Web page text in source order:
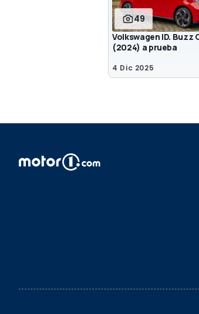
49
Volkswagen ID. Buzz
(2024) a prueba
4 Dic 2025